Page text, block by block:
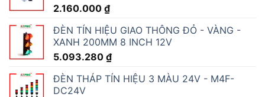
2.160.000 ₫
ĐÈN TÍN HIỆU GIAO THÔNG ĐỎ - VÀNG -
XANH 200MM 8 INCH 12V
5.093.280 ₫
ĐÈN THÁP TÍN HIỆU 3 MÀU 24V - M4F-
DC24V